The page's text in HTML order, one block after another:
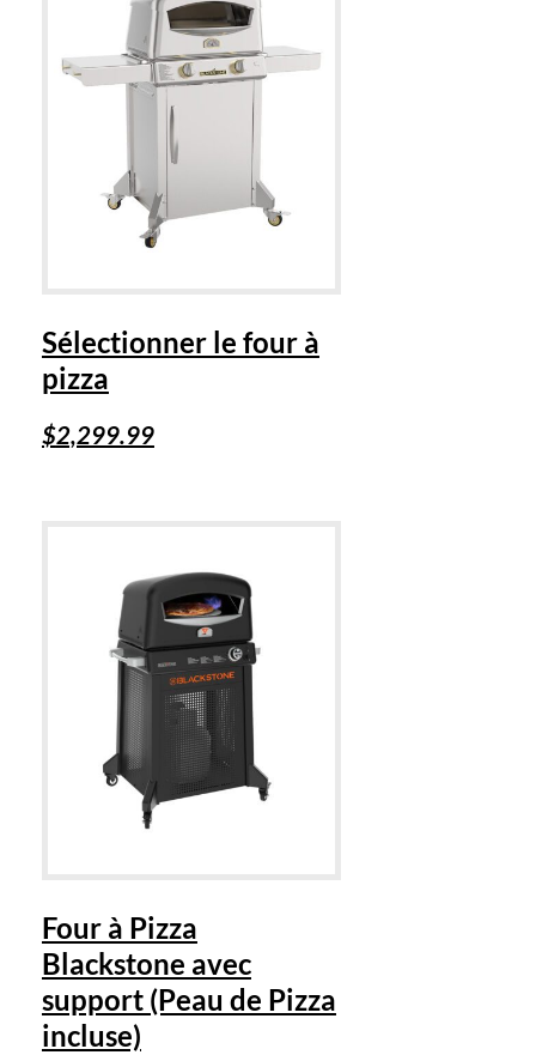
Sélectionner le four à
pizza
$2,299.99
Four à Pizza
Blackstone avec
support (Peau de Pizza
incluse)